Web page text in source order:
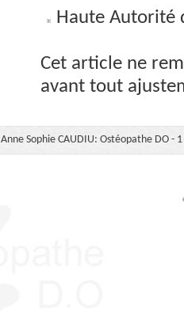
Haute Autorité
Cet article ne
avant tout
Anne Sophie CAUDIU: Ostéopathe DO -